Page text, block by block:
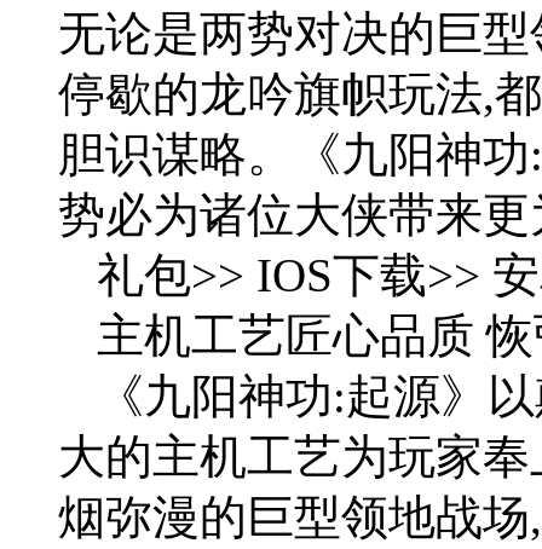
无论是两势对决的巨
停歇的龙吟旗帜玩法,
胆识谋略。《九阳神
势必为诸位大侠带来
礼包>> IOS下载>>
主机工艺匠心品质
《九阳神功:起源》
大的主机工艺为玩家
烟弥漫的巨型领地战